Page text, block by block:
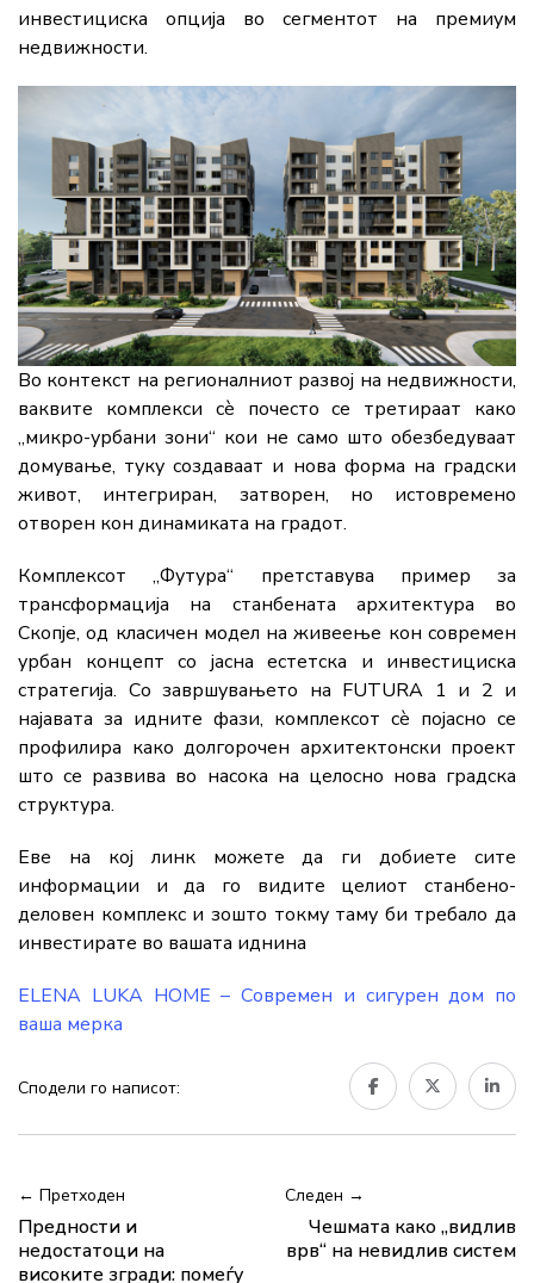
инвестициска опција во сегментот на премиум
недвижности.
Во контекст на регионалниот развој на недвижности,
ваквите комплекси сè почесто се третираат како
„микро-урбани зони“ кои не само што обезбедуваат
домување, туку создаваат и нова форма на градски
живот, интегриран, затворен, но истовремено
отворен кон динамиката на градот.
Комплексот „Футура“ претставува пример за
трансформација на станбената архитектура во
Скопје, од класичен модел на живеење кон современ
урбан концепт со јасна естетска и инвестициска
стратегија. Со завршувањето на FUTURA 1 и 2 и
најавата за идните фази, комплексот сè појасно се
профилира како долгорочен архитектонски проект
што се развива во насока на целосно нова градска
структура.
Еве на кој линк можете да ги добиете сите
информации и да го видите целиот станбено-
деловен комплекс и зошто токму таму би требало да
инвестирате во вашата иднина
ELENA LUKA HOME – Современ и сигурен дом по
ваша мерка
Сподели го написот:
← Претходен
Предности и
недостатоци на
високите згради: помеѓу
Следен →
Чешмата како „видлив
врв“ на невидлив систем